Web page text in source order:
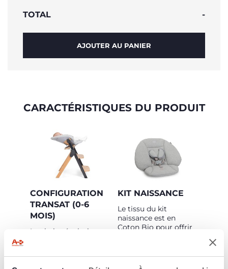
TOTAL -
AJOUTER AU PANIER
CARACTÉRISTIQUES DU PRODUIT
CONFIGURATION
TRANSAT (0-6
MOIS)
La chaise évolutive
son dossier inclinable
KIT NAISSANCE
Le tissu du kit
naissance est en
Coton Bio pour offrir
Le harnais de sécurité
5 points est inclus